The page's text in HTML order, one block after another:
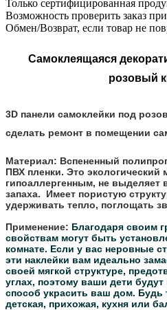
Только сертифицированная
Возможность проверить заказ
Обмен/Возврат, если товар не
Самоклеящаяся
розовый
3D панели самоклейки под
сделать ремонт в помещении
Материал: Вспененный
ПВХ пленки. Это экологический
гипоаллергенным, не выделяет
запаха. Имеет пористую
удерживать тепло, поглощать
Применение: Благодаря своим
свойствам могут быть
комнате. Если у вас неровные
эти наклейки вам идеально
своей мягкой структуре,
углах, поэтому ваши дети будут
способ украсить ваш дом. Будь
детская, прихожая, кухня или